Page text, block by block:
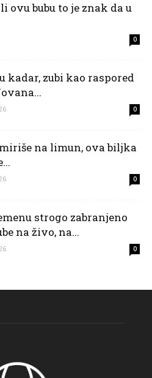
ovu bubu to je znak da u
0
kadar, zubi kao raspored
0
na limun, ova biljka
0
strogo zabranjeno
na živo, na...
0